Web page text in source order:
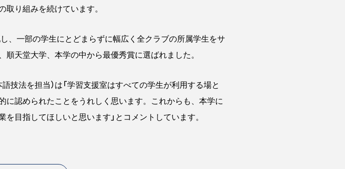
り組みを続けています。
、一部の学生にとどまらずに幅広く全クラブの所属学生をサ
天堂大学、本学の中から最優秀賞に選ばれました。
法を担当）は「学習支援室はすべての学生が利用する場と
認められたことをうれしく思います。これからも、本学に
目指してほしいと思います」とコメントしています。